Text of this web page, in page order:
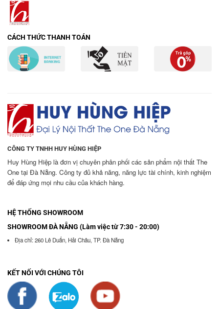
CÁCH THỨC THANH TOÁN
CÔNG TY TNHH HUY HÙNG HIỆP
Huy Hùng Hiệp là đơn vị chuyên phân phối các sản phẩm nội thất The
One tại Đà Nẵng. Công ty đủ khả năng, năng lực tài chính, kinh nghiệm
để đáp ứng mọi nhu cầu của khách hàng.
HỆ THỐNG SHOWROOM
SHOWROOM ĐÀ NẴNG (Làm việc từ 7:30 - 20:00)
Địa chỉ: 260 Lê Duẩn, Hải Châu, TP. Đà Nẵng
KẾT NỐI VỚI CHÚNG TÔI